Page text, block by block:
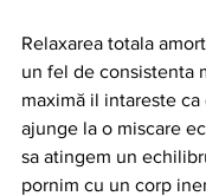
Relaxarea totala
un fel de consistenta
maximă il intareste ca
ajunge la o miscare
sa atingem un
pornim cu un corp